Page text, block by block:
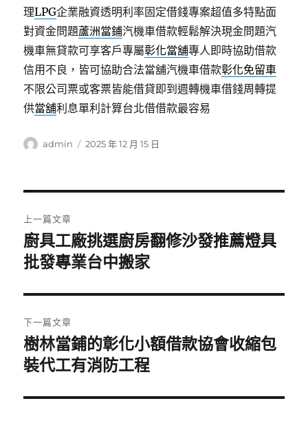
理LPG企業融資透明利率固定借錢專案超值多特點面
對資金問題蘆洲當鋪汽機車借款輕鬆解決現金問題汽
機車無貸款可享客戶專屬彰化當舖專人即時協助借款
信用不良，皆可協助合法當舖汽機車借款彰化免留車
不限公司票或客票皆能借貸即到週轉機車借錢周轉提
供當舖利息單利計算台北借借款最容易
作
admin
發
2025 年 12 月 15 日
章
導
覽
上一篇文章
上
一
文
章:
廚具工廠挑選廚房翻修沙發推薦燈具
批發專業台中搬家
下一篇文章
下
一
文
樹林當鋪的彰化小額借款協會收縮包
裝代工有消防工程